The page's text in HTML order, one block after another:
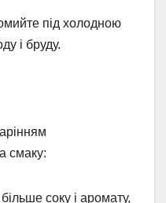
під холодною
і бруду.
смаку:
соку і аромату,